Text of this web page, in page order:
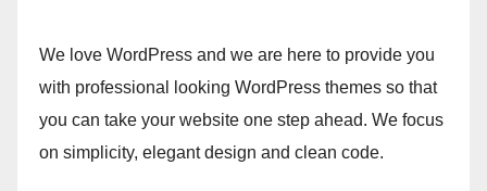
We love WordPress and we are here to provide you
with professional looking WordPress themes so that
you can take your website one step ahead. We focus
on simplicity, elegant design and clean code.